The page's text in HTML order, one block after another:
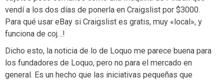
vendí a los dos días de ponerla en Craigslist por $3000.
Para qué usar eBay si Craigslist es gratis, muy «local», y
funciona de coj…!
Dicho esto, la noticia de lo de Loquo me parece buena para
los fundadores de Loquo, pero no para el mercado en
general. Es un hecho que las iniciativas pequeñas que